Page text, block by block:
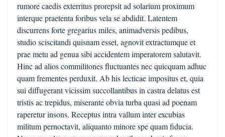
rumore caedis exterritus prorepsit ad solarium proximum
interque praetenta foribus vela se abdidit. Latentem
discurrens forte gregarius miles, animadversis pedibus,
studio sciscitandi quisnam esset, agnovit extractumque et
prae metu ad genua sibi accidentem imperatorem salutavit.
Hinc ad alios commilitones fluctuantes nec quicquam adhuc
quam frementes perduxit. Ab his lecticae impositus et, quia
sui diffugerant vicissim succollantibus in castra delatus est
tristis ac trepidus, miserante obvia turba quasi ad poenam
raperetur insons. Receptus intra vallum inter excubias
militum pernoctavit, aliquanto minore spe quam fiducia.